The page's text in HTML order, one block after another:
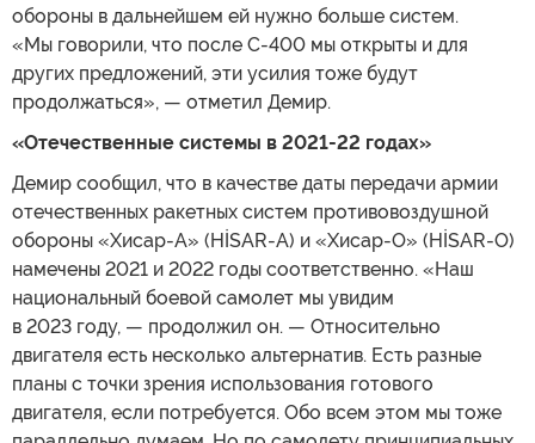
обороны в дальнейшем ей нужно больше систем.
«Мы говорили, что после С-400 мы открыты и для
других предложений, эти усилия тоже будут
продолжаться», — отметил Демир.
«Отечественные системы в 2021-22 годах»
Демир сообщил, что в качестве даты передачи армии
отечественных ракетных систем противовоздушной
обороны «Хисар-А» (HİSAR-A) и «Хисар-О» (HİSAR-O)
намечены 2021 и 2022 годы соответственно. «Наш
национальный боевой самолет мы увидим
в 2023 году, — продолжил он. — Относительно
двигателя есть несколько альтернатив. Есть разные
планы с точки зрения использования готового
двигателя, если потребуется. Обо всем этом мы тоже